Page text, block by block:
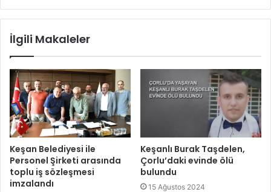
İlgili Makaleler
Keşan Belediyesi ile
Personel Şirketi arasında
toplu iş sözleşmesi
imzalandı
Keşanlı Burak Taşdelen,
Çorlu’daki evinde ölü
bulundu
15 Ağustos 2024